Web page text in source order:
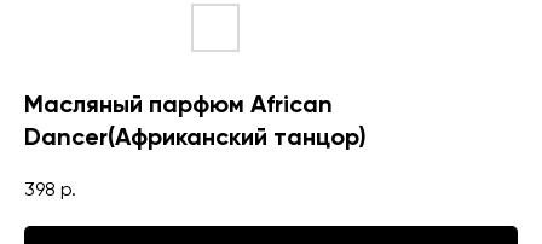
Масляный парфюм African
Dancer(Африканский танцор)
398 р.